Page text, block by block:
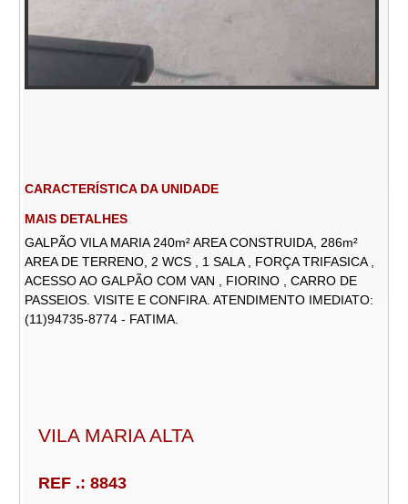
CARACTERÍSTICA DA UNIDADE
MAIS DETALHES
GALPÃO VILA MARIA 240m² AREA CONSTRUIDA, 286m²
AREA DE TERRENO, 2 WCS , 1 SALA , FORÇA TRIFASICA ,
ACESSO AO GALPÃO COM VAN , FIORINO , CARRO DE
PASSEIOS. VISITE E CONFIRA. ATENDIMENTO IMEDIATO:
(11)94735-8774 - FATIMA.
VILA MARIA ALTA
REF .: 8843